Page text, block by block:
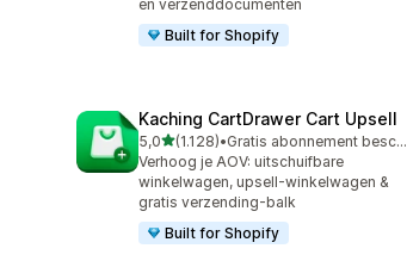
en verzenddocumenten
Built for Shopify
Kaching CartDrawer Cart Upsell
5,0van 5 sterren
(1.128)
1128 recensies in totaal
•
Gratis abonnement beschikbaar
Verhoog je AOV: uitschuifbare
winkelwagen, upsell-winkelwagen &
gratis verzending-balk
Built for Shopify